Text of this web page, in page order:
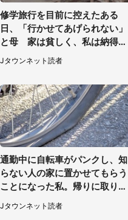
修学旅行を目前に控えたある
日、「行かせてあげられない」
と母 家は貧しく、私は納得し
たけれど...（北海道・70代以上
女性）
Jタウンネット読者
通勤中に自転車がパンクし、知
らない人の家に置かせてもらう
ことになった私。帰りに取りに
行くと、なんと...（東京都・40
代女性）
Jタウンネット読者